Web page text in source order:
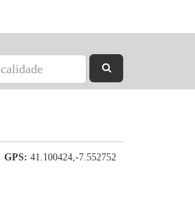
GPS: 41.100424,-7.552752